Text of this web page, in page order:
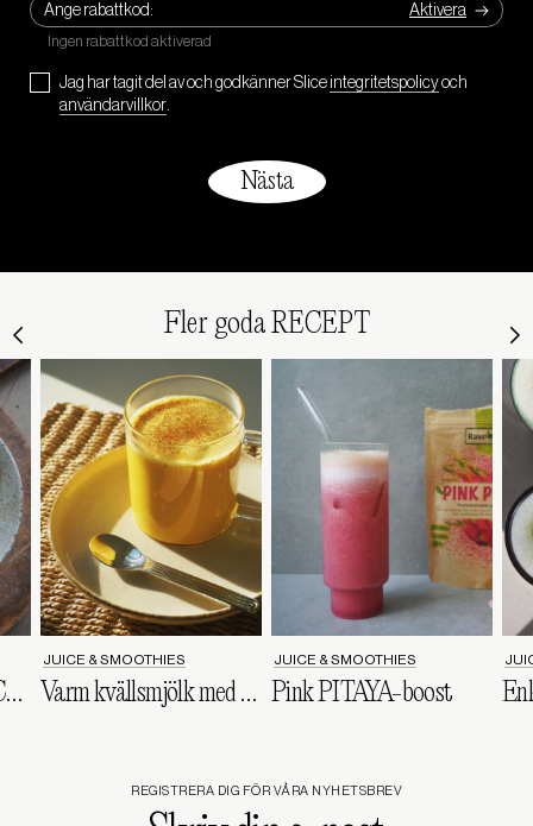
Ange rabattkod:
Jag har tagit del av och godkänner Slice integritetspolicyoch
användarvillkor
Fler goda RECEPT
Veganska OSTPOPCORN
JUICE & SMOOTHIES
Varm kvällsmjölk med GURKMEJA & HONUNG
JUICE & SMOOTHIES
Pink PITAYA-boost
REGISTRERA DIG FÖR VÅRA NYHETSBREV